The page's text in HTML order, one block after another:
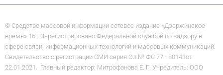
© Средство массовой информации сетевое издание «Дзержинское
время» 16+ Зарегистрировано Федеральной службой по надзору в
сфере связи, информационных технологий и массовых коммуникаций.
Свидетельство о регистрации СМИ серия Эл № ФС 77 - 80141от
22.01.2021. Главный редактор: Митрофанова Е. Г. Учредитель: ООО